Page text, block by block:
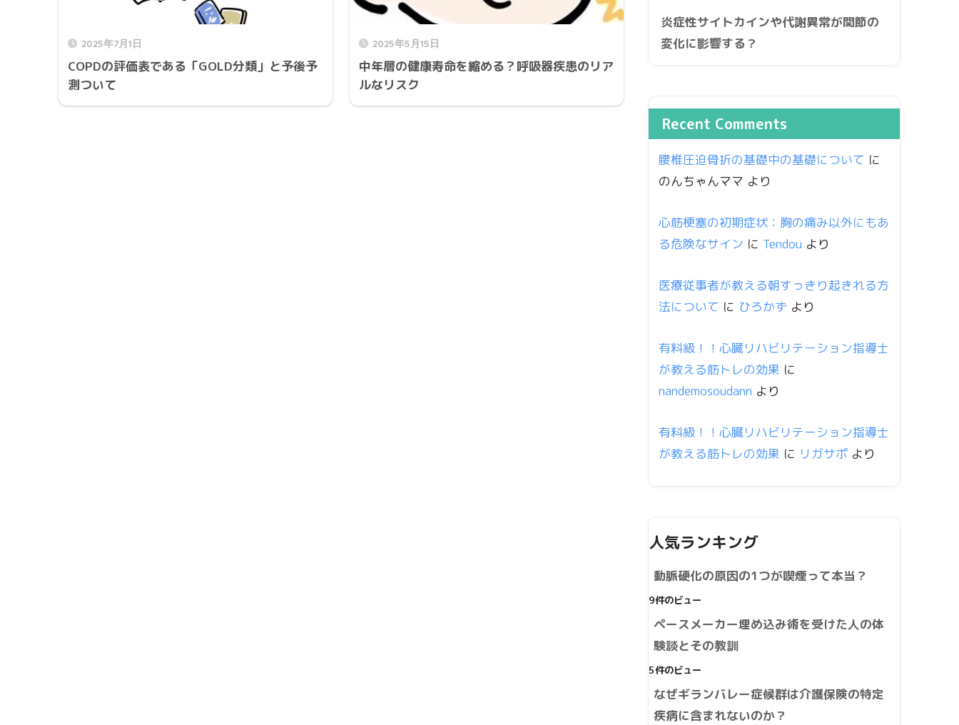
2025年7月1日
COPDの評価表である「GOLD分類」と予後予
測ついて
2025年5月15日
中年層の健康寿命を縮める？呼吸器疾患のリア
ルなリスク
炎症性サイトカインや代謝異常が関節の
変化に影響する？
Recent Comments
腰椎圧迫骨折の基礎中の基礎について に
のんちゃんママ より
心筋梗塞の初期症状：胸の痛み以外にもあ
る危険なサイン に Tendou より
医療従事者が教える朝すっきり起きれる方
法について に ひろかず より
有料級！！心臓リハビリテーション指導士
が教える筋トレの効果 に
nandemosoudann より
有料級！！心臓リハビリテーション指導士
が教える筋トレの効果 に リガサポ より
人気ランキング
動脈硬化の原因の1つが喫煙って本当？
9件のビュー
ペースメーカー埋め込み術を受けた人の体
験談とその教訓
5件のビュー
なぜギランバレー症候群は介護保険の特定
疾病に含まれないのか？